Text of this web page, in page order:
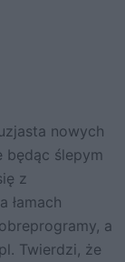
nowych
będąc ślepym
z
łamach
a
Twierdzi, że